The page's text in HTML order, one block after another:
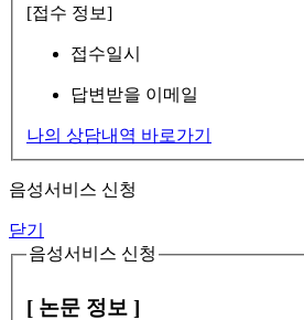
[접수 정보]
접수일시
답변받을 이메일
나의 상담내역 바로가기
음성서비스 신청
닫기
음성서비스 신청
[ 논문 정보 ]